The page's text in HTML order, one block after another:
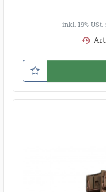
inkl. 19% USt.